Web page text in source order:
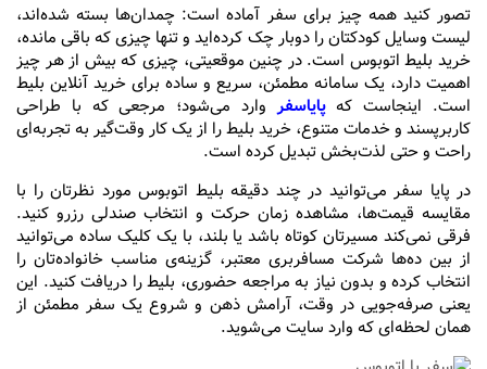
تصور کنید همه چیز برای سفر آماده است: چمدان‌ها بسته شده‌اند،
لیست وسایل کودکتان را دوبار چک کرده‌اید و تنها چیزی که باقی مانده،
خرید بلیط اتوبوس است. در چنین موقعیتی، چیزی که بیش از هر چیز
اهمیت دارد، یک سامانه مطمئن، سریع و ساده برای خرید آنلاین بلیط
است. اینجاست که پایاسفروارد می‌شود؛ مرجعی که با طراحی
کاربرپسند و خدمات متنوع، خرید بلیط را از یک کار وقت‌گیر به تجربه‌ای
راحت و حتی لذت‌بخش تبدیل کرده است.
در پایا سفر می‌توانید در چند دقیقه بلیط اتوبوس مورد نظرتان را با
مقایسه قیمت‌ها، مشاهده زمان حرکت و انتخاب صندلی رزرو کنید.
فرقی نمی‌کند مسیرتان کوتاه باشد یا بلند، با یک کلیک ساده می‌توانید
از بین ده‌ها شرکت مسافربری معتبر، گزینه‌ی مناسب خانواده‌تان را
انتخاب کرده و بدون نیاز به مراجعه حضوری، بلیط را دریافت کنید. این
یعنی صرفه‌جویی در وقت، آرامش ذهن و شروع یک سفر مطمئن از
همان لحظه‌ای که وارد سایت می‌شوید.